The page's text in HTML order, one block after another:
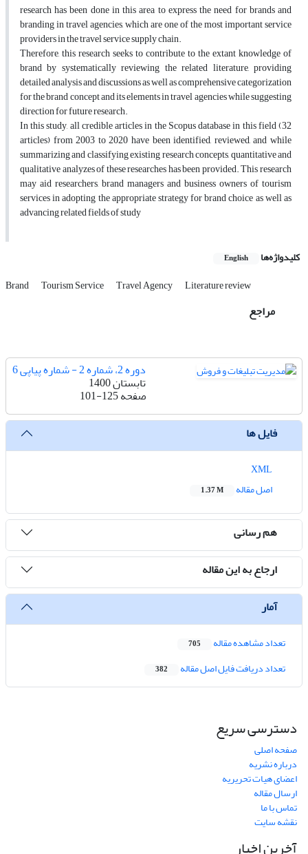
research has been done in this area to express the need for brands and
branding in travel agencies, which are one of the most important service
providers in the travel service supply chain.
Therefore, this research seeks to contribute to the extant knowledge of
brand by systematically reviewing the related literature, providing
detailed analysis and discussions as well as comprehensive categorization
for the brand concept and its elements in travel agencies while suggesting
direction for future research.
In this study, all credible articles in the Scopus database in this field (32
articles) from 2003 to 2020 have been identified, reviewed, and while
summarizing and classifying existing research concepts, quantitative and
qualitative analyzes of these researches has been provided. This research
may aid researchers, brand managers and business owners of tourism
services in adopting the appropriate strategy for brand choice as well as
advancing related fields of study
کلیدواژه‌ها English
Brand Tourism Service Travel Agency Literature review
مراجع
دوره 2، شماره 2 - شماره پیاپی 6
تابستان 1400
صفحه101-125
فایل ها
اصل مقاله
1.37 M
هم رسانی
ارجاع به این مقاله
آمار
تعداد مشاهده مقاله 705
تعداد دریافت فایل اصل مقاله 382
دسترسی سریع
صفحه اصلی
درباره نشریه
اعضای هیات تحریریه
ارسال مقاله
تماس با ما
نقشه سایت
آخرین اخبار